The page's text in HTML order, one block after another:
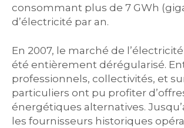
consommant plus de 7 GWh
d’électricité par an.
En 2007, le marché de
été entièrement dérégularisé.
professionnels, collectivités, et
particuliers ont pu profiter
énergétiques alternatives.
les fournisseurs historiques